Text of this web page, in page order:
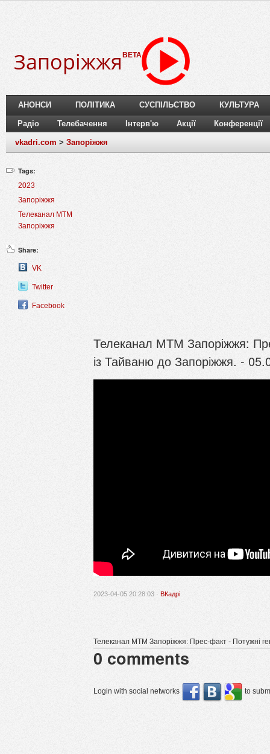
Запоріжжя BETA
АНОНСИ ПОЛІТИКА СУСПІЛЬСТВО КУЛЬТУРА
Радіо Телебачення Інтерв'ю Акції Конференції
vkadri.com > Запоріжжя
Tags:
2023
Запоріжжя
Телеканал МТМ
Запоріжжя
Share:
VK
Twitter
Facebook
Телеканал МТМ Запоріжжя:
із Тайваню до Запоріжжя. -
2023-04-05 20:28:03 · ВКадрі
Телеканал МТМ Запоріжжя: Прес-факт - Потужні
0 comments
Login with social networks to